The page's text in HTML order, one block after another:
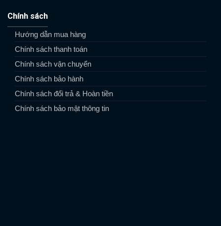
Chính sách
Hướng dẫn mua hàng
Chính sách thanh toán
Chính sách vận chuyển
Chính sách bảo hành
Chính sách đổi trả & Hoàn tiền
Chính sách bảo mật thông tin